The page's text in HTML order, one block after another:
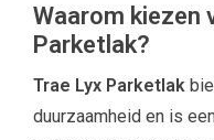
Waarom kiezen
Parketlak?
Trae Lyx Parketlak
duurzaamheid en is